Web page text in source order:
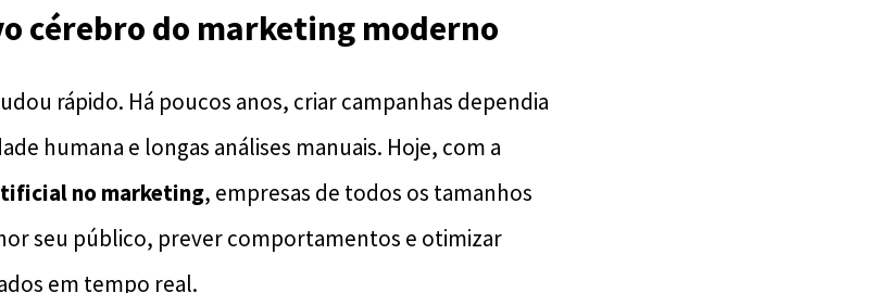
cérebro do marketing moderno
rápido. Há poucos anos, criar campanhas dependia
humana e longas análises manuais. Hoje, com a
no marketing, empresas de todos os tamanhos
seu público, prever comportamentos e otimizar
em tempo real.